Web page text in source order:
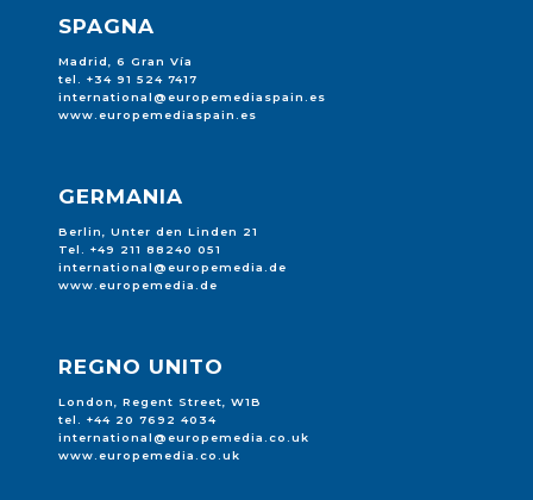
SPAGNA
Madrid, 6 Gran Vía
tel. +34 91 524 7417
international@europemediaspain.es
www.europemediaspain.es
GERMANIA
Berlin, Unter den Linden 21
Tel. +49 211 88240 051
international@europemedia.de
www.europemedia.de
REGNO UNITO
London, Regent Street, W1B
tel. +44 20 7692 4034
international@europemedia.co.uk
www.europemedia.co.uk